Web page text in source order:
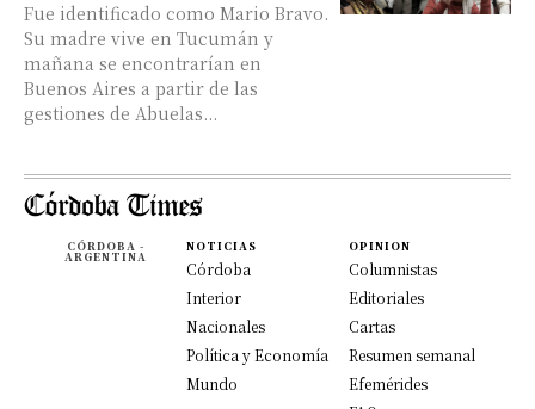
Fue identificado como Mario Bravo.
Su madre vive en Tucumán y
mañana se encontrarían en
Buenos Aires a partir de las
gestiones de Abuelas...
CÓRDOBA -
ARGENTINA
NOTICIAS
Córdoba
Interior
Nacionales
Política y Economía
Mundo
OPINION
Columnistas
Editoriales
Cartas
Resumen semanal
Efemérides